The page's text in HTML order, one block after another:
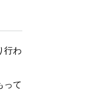
行わ
って